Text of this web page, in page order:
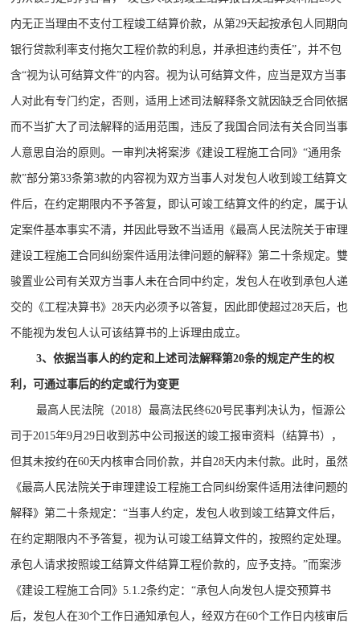
内无正当理由不支付工程竣工结算价款，从第29天起按承包人同期向
银行贷款利率支付拖欠工程价款的利息，并承担违约责任”，并不包
含“视为认可结算文件”的内容。视为认可结算文件，应当是双方当事
人对此有专门约定，否则，适用上述司法解释条文就因缺乏合同依据
而不当扩大了司法解释的适用范围，违反了我国合同法有关合同当事
人意思自治的原则。一审判决将案涉《建设工程施工合同》“通用条
款”部分第33条第3款的内容视为双方当事人对发包人收到竣工结算文
件后，在约定期限内不予答复，即认可竣工结算文件的约定，属于认
定案件基本事实不清，并因此导致不当适用《最高人民法院关于审理
建设工程施工合同纠纷案件适用法律问题的解释》第二十条规定。雙
骏置业公司有关双方当事人未在合同中约定，发包人在收到承包人递
交的《工程决算书》28天内必须予以答复，因此即使超过28天后，也
不能视为发包人认可该结算书的上诉理由成立。
3、依据当事人的约定和上述司法解释第20条的规定产生的权
利，可通过事后的约定或行为变更
最高人民法院（2018）最高法民终620号民事判决认为，恒源公
司于2015年9月29日收到苏中公司报送的竣工报审资料（结算书），
但其未按约在60天内核审合同价款，并自28天内未付款。此时，虽然
《最高人民法院关于审理建设工程施工合同纠纷案件适用法律问题的
解释》第二十条规定：“当事人约定，发包人收到竣工结算文件后，
在约定期限内不予答复，视为认可竣工结算文件的，按照约定处理。
承包人请求按照竣工结算文件结算工程价款的，应予支持。”而案涉
《建设工程施工合同》5.1.2条约定：“承包人向发包人提交预算书
后，发包人在30个工作日通知承包人，经双方在60个工作日内核审后